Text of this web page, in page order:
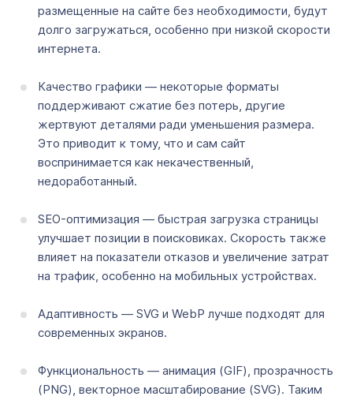
размещенные на сайте без необходимости, будут
долго загружаться, особенно при низкой скорости
интернета.
Качество графики — некоторые форматы
поддерживают сжатие без потерь, другие
жертвуют деталями ради уменьшения размера.
Это приводит к тому, что и сам сайт
воспринимается как некачественный,
недоработанный.
SEO-оптимизация — быстрая загрузка страницы
улучшает позиции в поисковиках. Скорость также
влияет на показатели отказов и увеличение затрат
на трафик, особенно на мобильных устройствах.
Адаптивность — SVG и WebP лучше подходят для
современных экранов.
Функциональность — анимация (GIF), прозрачность
(PNG), векторное масштабирование (SVG). Таким